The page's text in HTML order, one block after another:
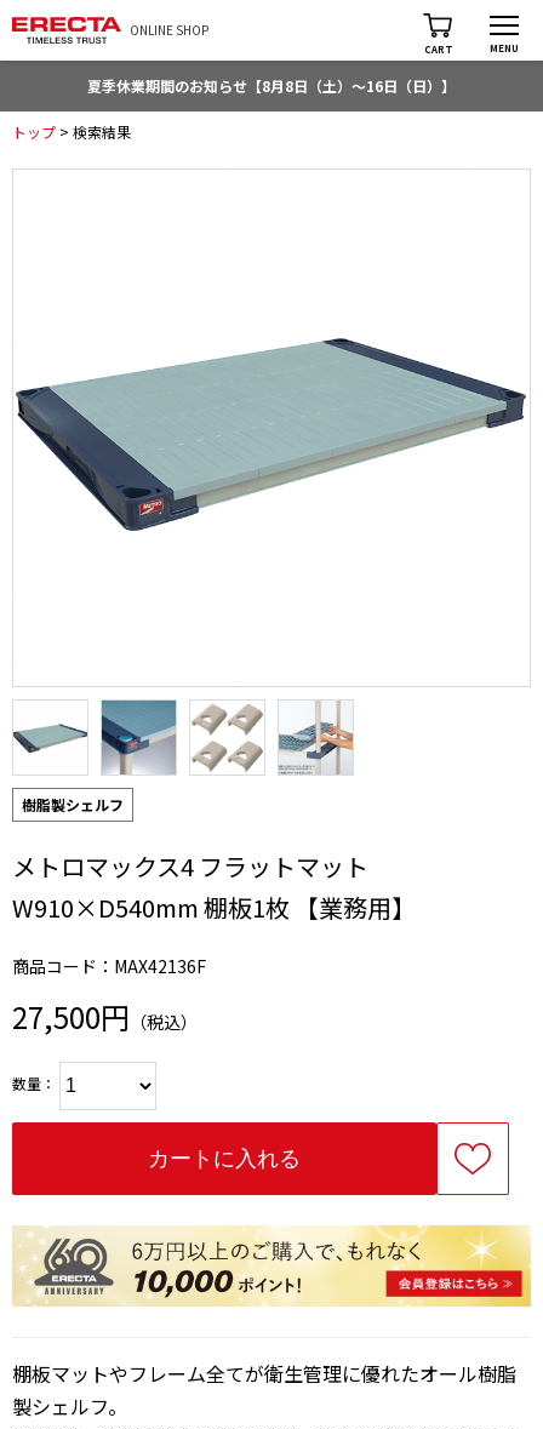
ONLINE SHOP
CART MENU
夏季休業期間のお知らせ【8月8日（土）～16日（日）】
トップ > 検索結果
樹脂製シェルフ
メトロマックス4 フラットマット
W910×D540mm 棚板1枚 【業務用】
商品コード：MAX42136F
27,500円 （税込）
数量：
棚板マットやフレーム全てが衛生管理に優れたオール樹脂
製シェルフ。